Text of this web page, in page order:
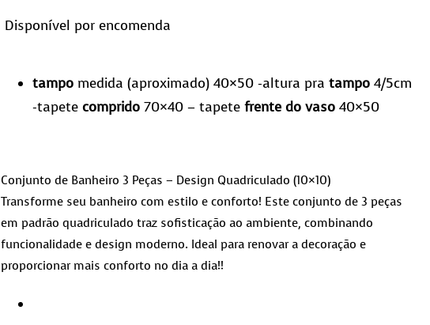
Disponível por encomenda
tampo medida (aproximado) 40×50 -altura pratampo 4/5cm
-tapetecomprido 70×40 – tapetefrente do vaso 40×50
Conjunto de Banheiro 3 Peças – Design Quadriculado (10×10)
Transforme seu banheiro com estilo e conforto! Este conjunto de 3 peças
em padrão quadriculado traz sofisticação ao ambiente, combinando
funcionalidade e design moderno. Ideal para renovar a decoração e
proporcionar mais conforto no dia a dia!!